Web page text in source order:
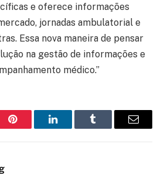
e oferece informações
jornadas ambulatorial e
Essa nova maneira de pensar
na gestão de informações e
médico.”
Pinterest LinkedInTumblr Email